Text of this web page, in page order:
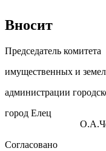
Вносит
Председатель комитета
имущественных и
администрации
город
Согласовано